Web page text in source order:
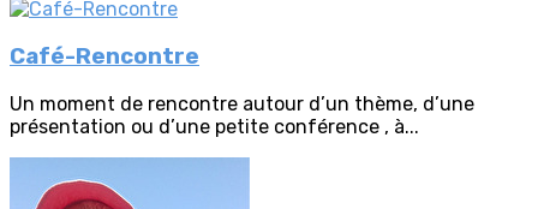
Café-Rencontre
Un moment de rencontre autour d’un thème, d’une
présentation ou d’une petite conférence , à...